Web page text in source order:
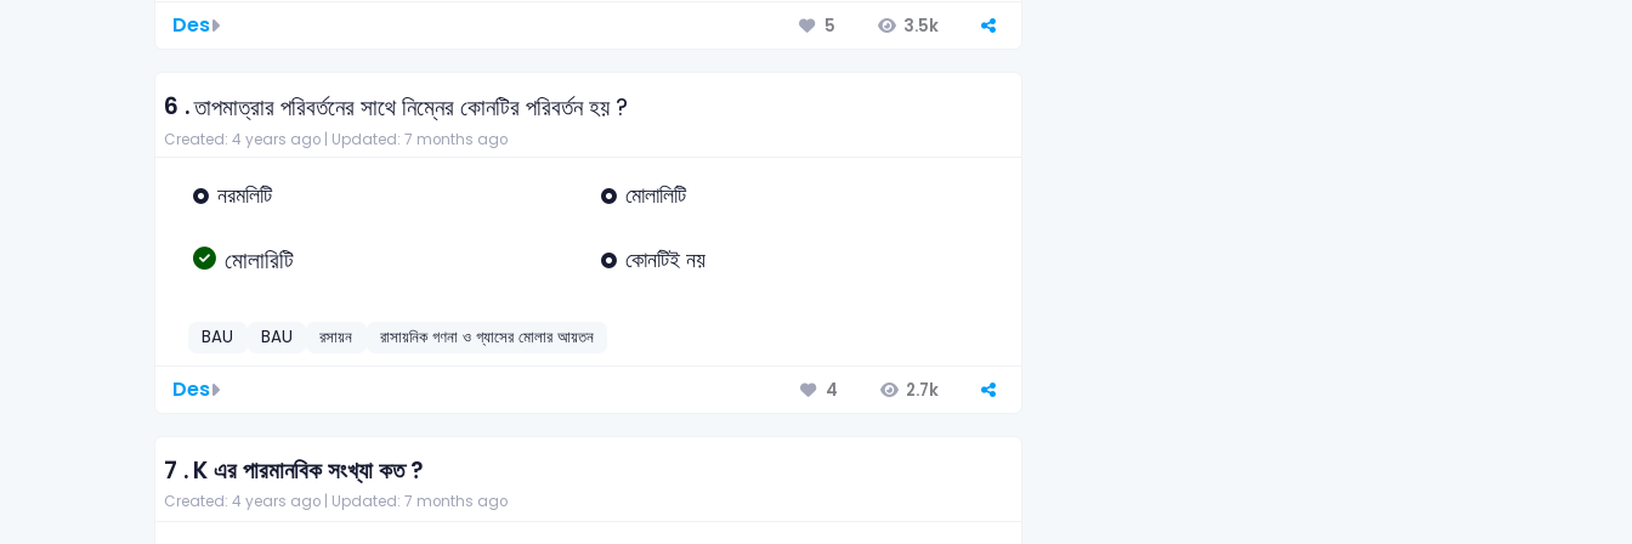
Des 5 3.5k
6 .তাপমাত্রার পরিবর্তনের সাথে নিম্নের কোনটির পরিবর্তন হয় ?
Created: 4 years ago | Updated: 7 months ago
নরমলিটি মোলালিটি
মোলারিটি কোনটিই নয়
BAU BAU রসায়ন রাসায়নিক গণনা ও গ্যাসের মোলার আয়তন
Des 4 2.7k
7 .K এর পারমানবিক সংখ্যা কত ?
Created: 4 years ago | Updated: 7 months ago